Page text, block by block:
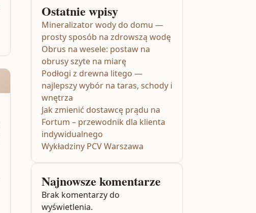
Ostatnie wpisy
Mineralizator wody do domu —
prosty sposób na zdrowszą wodę
Obrus na wesele: postaw na
obrusy szyte na miarę
Podłogi z drewna litego —
najlepszy wybór na taras, schody i
wnętrza
Jak zmienić dostawcę prądu na
Fortum – przewodnik dla klienta
indywidualnego
Wykładziny PCV Warszawa
Najnowsze komentarze
Brak komentarzy do
wyświetlenia.